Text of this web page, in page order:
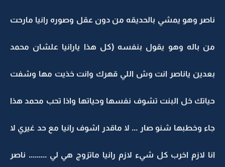
ناصر وهو يمشي بالحديقه من دون عقل وصوره رانيا مارحت
من باله وهو يقول بنفسه (كل هذا يارانيا علشان محمد
بعدين ياناصر انت وش اللي قهرك وانت خذيت مها وشفت
حياتك خل البنت تشوف نفسها وحياتها واذا تحب محمد هذا
جاء وخطبها شنو صار ... لا ماقدر اشوف رانيا مع حد غيري لا
انا لازم اخرب كل شيء لازم رانيا ماتزوج هي لي ......... ناصر